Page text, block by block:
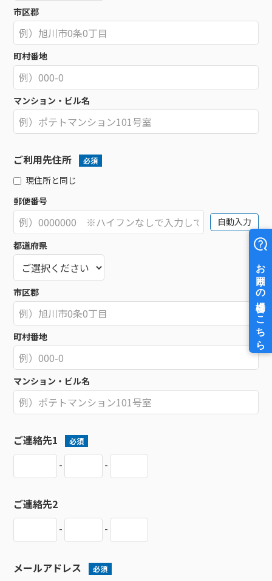
市区郡
町村番地
マンション・ビル名
ご利用先住所 必須
現住所と同じ
郵便番号
自動入力
都道府県
市区郡
町村番地
マンション・ビル名
ご連絡先1 必須
- -
ご連絡先2
- -
メールアドレス 必須